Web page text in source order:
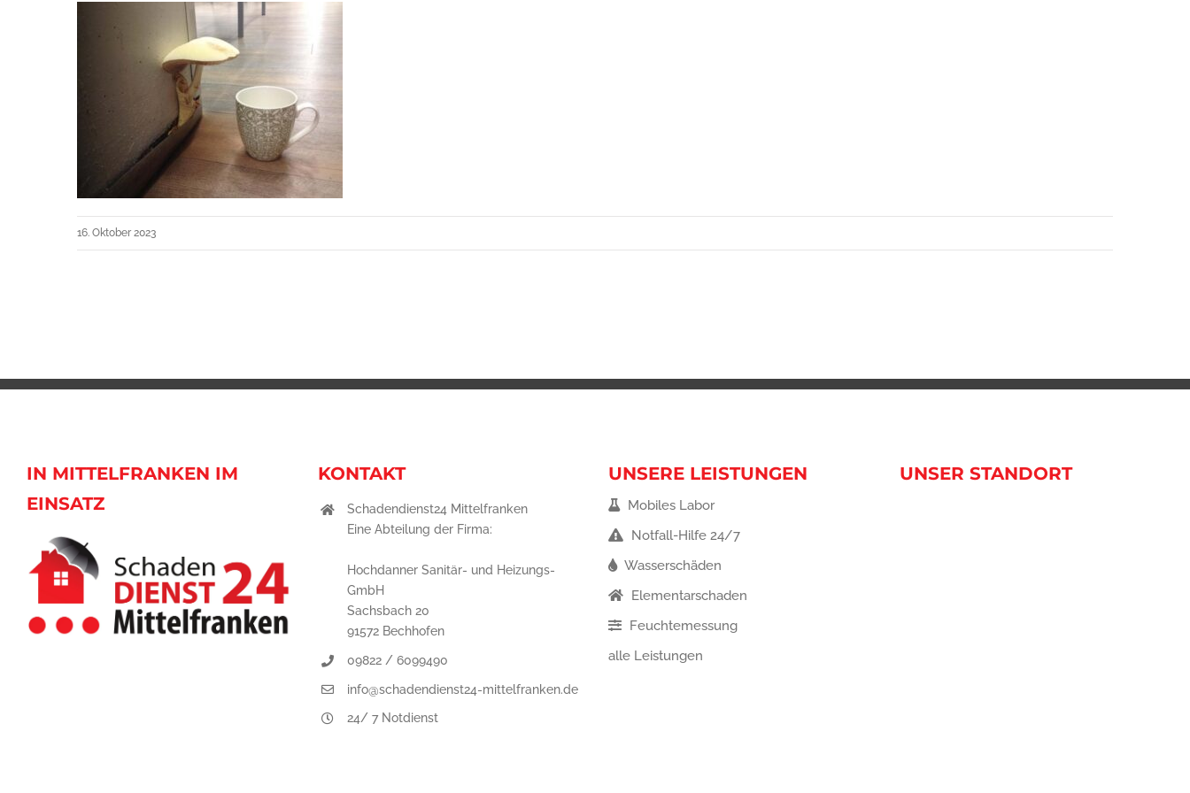
16. Oktober 2023
IN MITTELFRANKEN IM
EINSATZ
KONTAKT
Schadendienst24 Mittelfranken
Eine Abteilung der Firma:
Hochdanner Sanitär- und Heizungs-
GmbH
Sachsbach 20
91572 Bechhofen
09822 / 6099490
info@schadendienst24-mittelfranken.de
24/ 7 Notdienst
UNSERE LEISTUNGEN
Mobiles Labor
Notfall-Hilfe 24/7
Wasserschäden
Elementarschaden
Feuchtemessung
alle Leistungen
UNSER STANDORT